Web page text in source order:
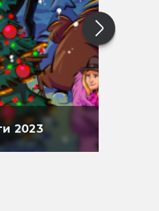
2023